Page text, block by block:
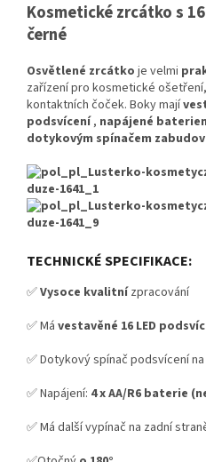
Kosmetické zrcátko s
černé
Osvětlené zrcátko je velmi
zařízení pro kosmetické
kontaktních čoček. Boky mají
podsvícení, napájené
dotykovým spínačem
TECHNICKÉ SPECIFIKACE:
✅Vysoce kvalitnízpracování
✅ Má vestavěné 16 LED
✅ Dotykový spínač podsvícení
✅ Napájení: 4 x AA/R6 baterie
✅ Má další vypínač na zadní